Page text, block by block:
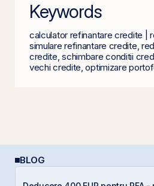
Keywords
calculator refinantare credite |
simulare refinantare credite,
credite, schimbare conditii
vechi credite, optimizare
BLOG